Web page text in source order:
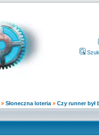
» Słoneczna loteria » Czy runner był